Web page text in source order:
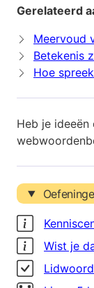
Gerelateerd
Meervoud
Betekenis
Hoe
Heb je
Wist je